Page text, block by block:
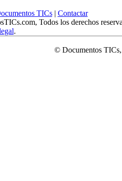
TICs| Contactar
Todos los derechos
.
© Documentos